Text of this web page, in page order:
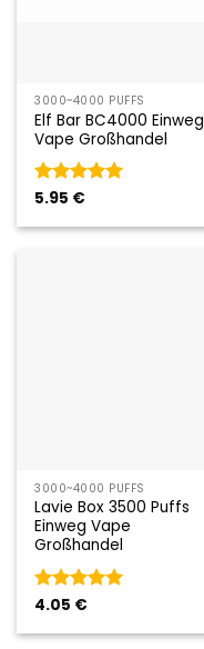
3000~4000 PUFFS
Elf Bar BC4000 Einweg
Vape Großhandel
Bewertet
5
5.95 €
3000~4000 PUFFS
Lavie Box 3500 Puffs
Einweg Vape
Großhandel
Bewertet
5
4.05 €